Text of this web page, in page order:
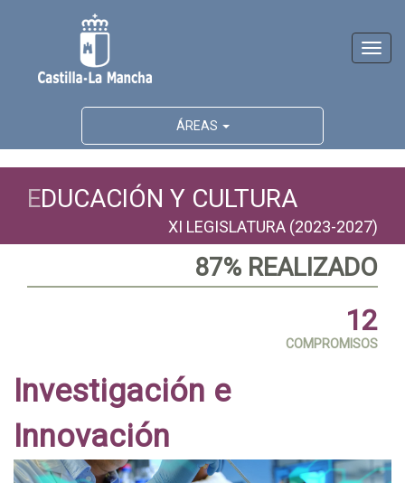
ÁREAS
EDUCACIÓN Y CULTURA
XI LEGISLATURA (2023-2027)
87% REALIZADO
12
COMPROMISOS
Investigación e
Innovación